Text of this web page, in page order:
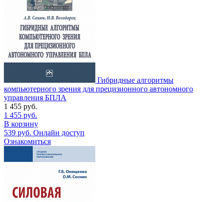
Гибридные алгоритмы
компьютерного зрения для прецизионного автономного
управления БПЛА
1 455 руб.
1 455 руб.
В корзину
539 руб. Онлайн доступ
Ознакомиться